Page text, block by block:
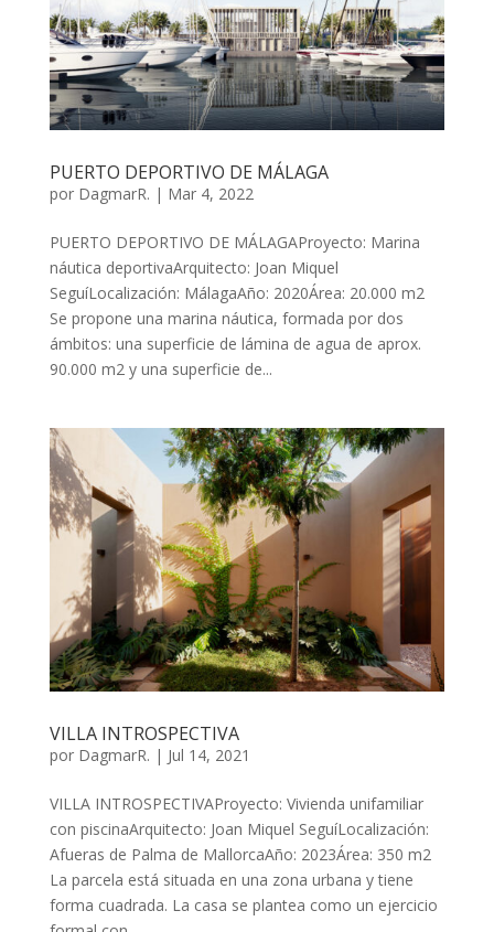
PUERTO DEPORTIVO DE MÁLAGA
por DagmarR. | Mar 4, 2022
PUERTO DEPORTIVO DE MÁLAGAProyecto: Marina
náutica deportivaArquitecto: Joan Miquel
SeguíLocalización: MálagaAño: 2020Área: 20.000 m2
Se propone una marina náutica, formada por dos
ámbitos: una superficie de lámina de agua de aprox.
90.000 m2 y una superficie de...
VILLA INTROSPECTIVA
por DagmarR. | Jul 14, 2021
VILLA INTROSPECTIVAProyecto: Vivienda unifamiliar
con piscinaArquitecto: Joan Miquel SeguíLocalización:
Afueras de Palma de MallorcaAño: 2023Área: 350 m2
La parcela está situada en una zona urbana y tiene
forma cuadrada. La casa se plantea como un ejercicio